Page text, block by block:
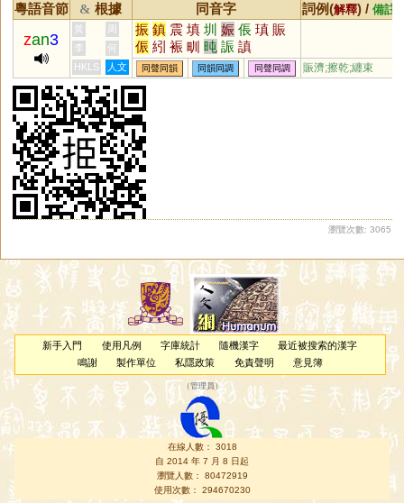
粵語音節 & 根據 同音字 詞例(解釋) / 備註
zan3
黃 周 振 鎮 震 填 圳 娠 倀 瑱 賑
侲 紖 裖 甽 旽 誫 謓
李
何
HKLS
人文 同聲同韻 同韻同調 同聲同調 賑濟;擦乾;纏束
瀏覽次數: 3065
新手入門 使用凡例 字庫統計 隨機漢字
最近被搜索的漢字
鳴謝
製作單位 私隱政策 免責聲明 意見簿
（管理員 ）
在線人數： 3018
自 2014 年 7 月 8 日起
瀏覽人數： 80472919
使用次數： 294670230